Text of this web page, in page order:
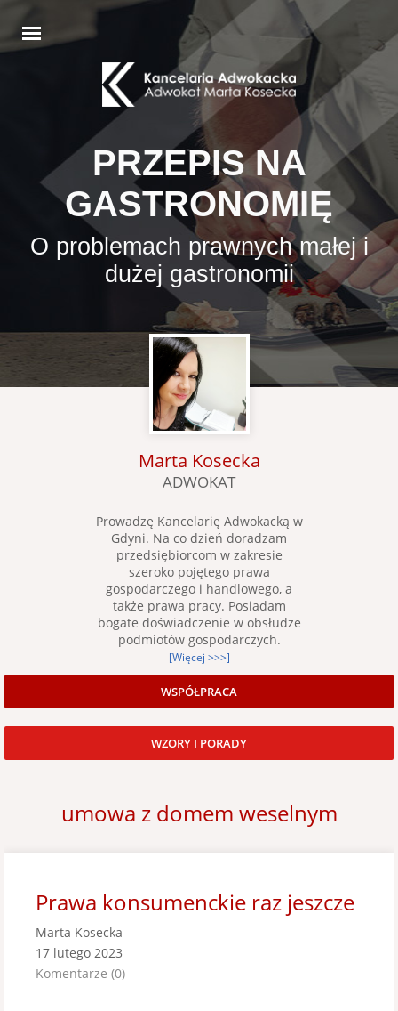
PRZEPIS NA
GASTRONOMIĘ
O problemach prawnych małej i
dużej gastronomii
Marta Kosecka
ADWOKAT
Prowadzę Kancelarię Adwokacką w
Gdyni. Na co dzień doradzam
przedsiębiorcom w zakresie
szeroko pojętego prawa
gospodarczego i handlowego, a
także prawa pracy. Posiadam
bogate doświadczenie w obsłudze
podmiotów gospodarczych.
[Więcej >>>]
WSPÓŁPRACA
WZORY I PORADY
umowa z domem weselnym
Prawa konsumenckie raz jeszcze
Marta Kosecka
17 lutego 2023
Komentarze (0)